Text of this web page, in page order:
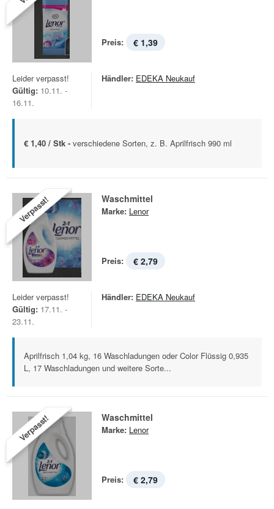
Preis: € 1,39
Leider verpasst!
Gültig: 10.11. -
16.11.
Händler: EDEKA Neukauf
€ 1,40 / Stk - verschiedene Sorten, z. B. Aprilfrisch 990 ml
Verpasst! Waschmittel
Marke: Lenor
Preis: € 2,79
Leider verpasst!
Gültig: 17.11. -
23.11.
Händler: EDEKA Neukauf
Aprilfrisch 1,04 kg, 16 Waschladungen oder Color Flüssig 0,935
L, 17 Waschladungen und weitere Sorte...
Verpasst! Waschmittel
Marke: Lenor
Preis: € 2,79